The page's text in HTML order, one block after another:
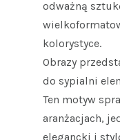
odważną
kolorystyce.
Obrazy
do sypialni
Ten motyw
aranżacjach,
elegancki i